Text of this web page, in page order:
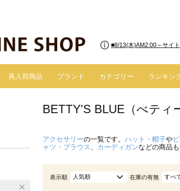
■8/13(木)AM2:00～サイ
再入荷商品 ブランド カテゴリー ランキン
BETTY'S BLUE（べティ
アクセサリーの一覧です。 ハット・帽子や
ャツ・ブラウス
カーディガンなどの商品も
表示順 人気順 在庫の有無 すべ